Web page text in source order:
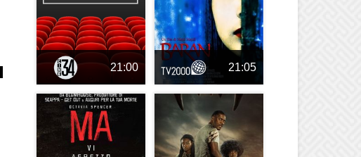
21:00 21:05